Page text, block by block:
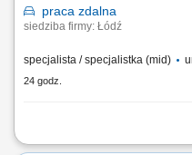
praca zdalna
siedziba firmy: Łódź
specjalista / specjalistka (mid)
24 godz.
Nazwa kursu: Pierwsza pomoc